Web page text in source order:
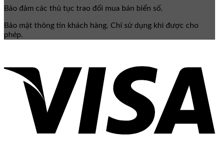
Bảo đảm các thủ tục trao đổi mua bán biển số.
Bảo mật thông tin khách hàng. Chỉ sử dụng khi được cho
phép.